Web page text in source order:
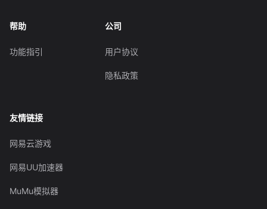
帮助
功能指引
公司
用户协议
隐私政策
友情链接
网易云游戏
网易UU加速器
MuMu模拟器